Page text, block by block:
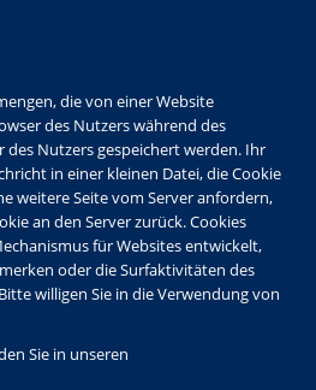
die von einer Website
des Nutzers während des
des Nutzers gespeichert werden. Ihr
in einer kleinen Datei, die Cookie
weitere Seite vom Server anfordern,
an den Server zurück. Cookies
für Websites entwickelt,
oder die Surfaktivitäten des
willigen Sie in die Verwendung von
Sie in unseren
sonstige Kurse